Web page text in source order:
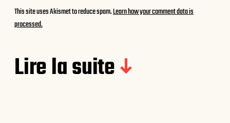
This site uses Akismet to reduce spam.Learn how your comment data is
processed.
Lire la suite